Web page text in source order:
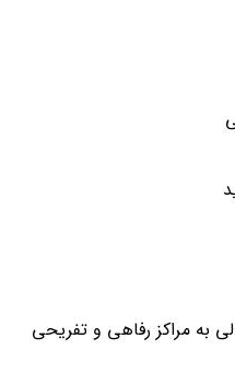
به مراكز رفاهي و تفريحي